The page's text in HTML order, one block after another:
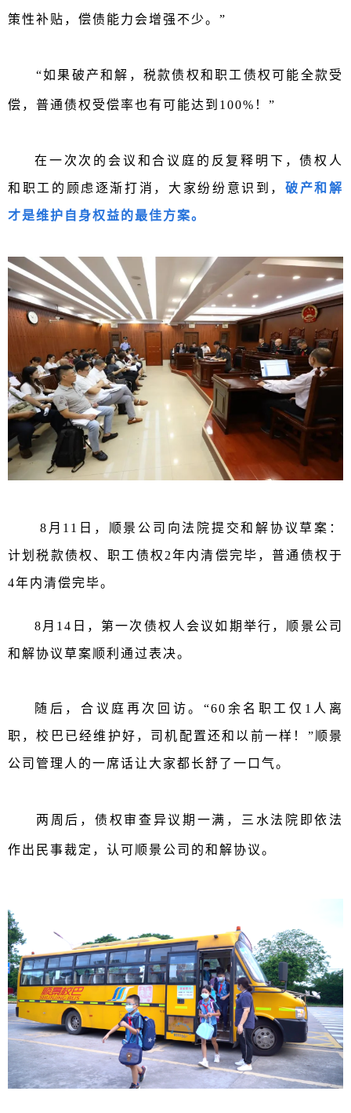
策性补贴，偿债能力会增强不少。”
“如果破产和解， 税款债权和职工债权可能全款受
偿，普通债权受偿率也有可能达到100%！”
在一次次的会议和合议庭的反复释明下，债权人
和职工的顾虑逐渐打消，大家纷纷意识到，破产和解
才是维护自身权益的最佳方案。
8月11日，顺景公司向法院提交和解协议草案：
计划税款债权、职工债权2年内清偿完毕，普通债权于
4年内清偿完毕。
8月14日， 第一次债权人会议如期举行，顺景公司
和解协议草案顺利通过表决。
随后，合议庭再次回访。 “60余名职工仅1人离
职，校巴已经维护好，司机配置还和以前一样！”顺景
公司管理人的一席话让大家都长舒了一口气。
两周后， 债权审查异议期一满，三水法院即依法
作出民事裁定，认可顺景公司的和解协议。